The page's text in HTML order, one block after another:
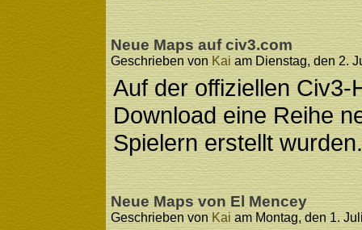
Neue Maps auf civ3.com
Geschrieben vonKai am Dienstag, den 2.
Auf der offiziellen
Download eine Reihe
Spielern erstellt wurden.
Neue Maps von El Mencey
Geschrieben von Kai am Montag, den 1.